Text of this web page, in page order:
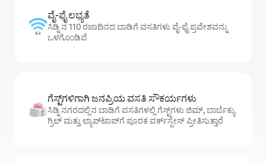
ವೈ-ಫೈ ಲಭ್ಯತೆ
ಸಿಡ್ನಿ ನ 110 ರಜಾದಿನದ ಬಾಡಿಗೆ ವಸತಿಗಳು ವೈ-ಫೈ ಪ್ರವೇಶವನ್ನು
ಒಳಗೊಂಡಿವೆ
ಗೆಸ್ಟ್‌ಗಳಿಗಾಗಿ ಜನಪ್ರಿಯ ವಸತಿ ಸೌಕರ್ಯಗಳು
ಸಿಡ್ನಿ ನಗರದಲ್ಲಿನ ಬಾಡಿಗೆ ವಸತಿಗಳಲ್ಲಿ ಗೆಸ್ಟ್‌ಗಳು ಜಿಮ್, ಬಾರ್ಬೆಕ್ಯು
ಗ್ರಿಲ್ ಮತ್ತು ಲ್ಯಾಪ್‌ಟಾಪ್‌ಗೆ ಪೂರಕ ವರ್ಕ್‌ಸ್ಪೇಸ್ ಪ್ರೀತಿಸುತ್ತಾರೆ